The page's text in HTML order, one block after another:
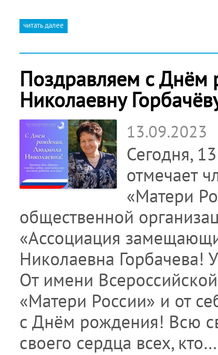
читать далее
Поздравляем с
Николаевну
13.09.2023
Сегодня,
отмечает
«Матери
общественной
«Ассоциация
Николаевна
От имени
«Матери России» и от
с Днём рождения! Всю
своего сердца всех, кто…